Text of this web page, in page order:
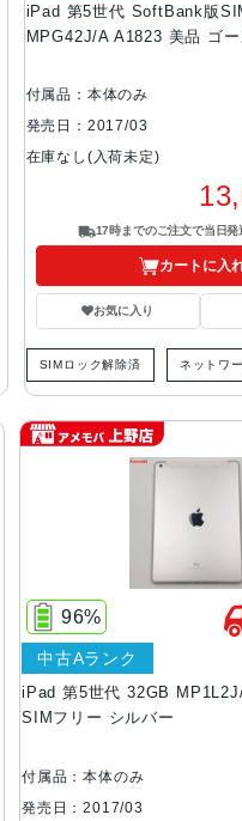
iPad 第5世代 SoftBank版
MPG42J/A A1823 美品 ゴー
付属品：本体のみ
発売日：2017/03
在庫なし(入荷未定)
17時までのご注文で当日
カートに入
お気に入り
SIMロック解除済 ネットワ
iPad 第5世代 32GB
SIMフリー シルバー
96%
中古Aランク
付属品：本体のみ
発売日：2017/03